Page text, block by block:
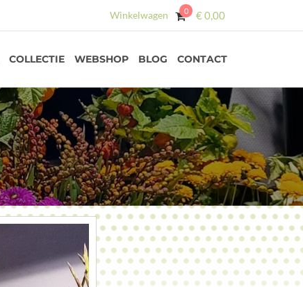
Winkelwagen 0 €0,00
COLLECTIE WEBSHOP BLOG CONTACT